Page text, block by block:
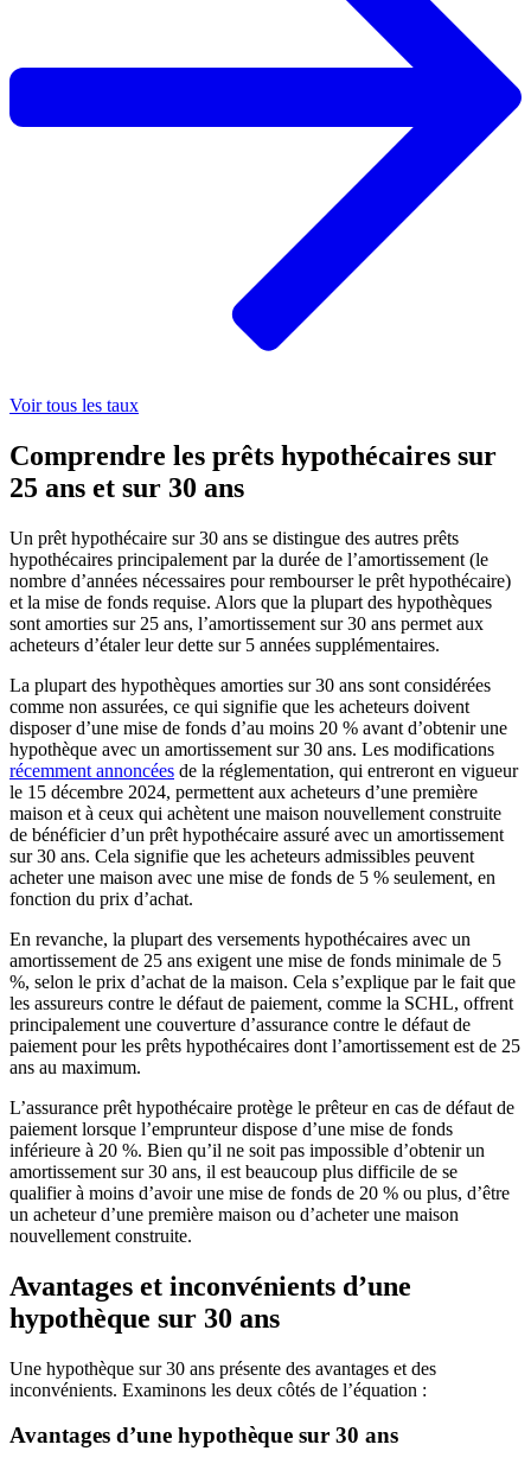
Voir tous les taux
Comprendre les prêts hypothécaires sur
25 ans et sur 30 ans
Un prêt hypothécaire sur 30 ans se distingue des autres prêts
hypothécaires principalement par la durée de l’amortissement (le
nombre d’années nécessaires pour rembourser le prêt hypothécaire)
et la mise de fonds requise. Alors que la plupart des hypothèques
sont amorties sur 25 ans, l’amortissement sur 30 ans permet aux
acheteurs d’étaler leur dette sur 5 années supplémentaires.
La plupart des hypothèques amorties sur 30 ans sont considérées
comme non assurées, ce qui signifie que les acheteurs doivent
disposer d’une mise de fonds d’au moins 20 % avant d’obtenir une
hypothèque avec un amortissement sur 30 ans. Les modifications
récemment annoncées de la réglementation, qui entreront en vigueur
le 15 décembre 2024, permettent aux acheteurs d’une première
maison et à ceux qui achètent une maison nouvellement construite
de bénéficier d’un prêt hypothécaire assuré avec un amortissement
sur 30 ans. Cela signifie que les acheteurs admissibles peuvent
acheter une maison avec une mise de fonds de 5 % seulement, en
fonction du prix d’achat.
En revanche, la plupart des versements hypothécaires avec un
amortissement de 25 ans exigent une mise de fonds minimale de 5
%, selon le prix d’achat de la maison. Cela s’explique par le fait que
les assureurs contre le défaut de paiement, comme la SCHL, offrent
principalement une couverture d’assurance contre le défaut de
paiement pour les prêts hypothécaires dont l’amortissement est de 25
ans au maximum.
L’assurance prêt hypothécaire protège le prêteur en cas de défaut de
paiement lorsque l’emprunteur dispose d’une mise de fonds
inférieure à 20 %. Bien qu’il ne soit pas impossible d’obtenir un
amortissement sur 30 ans, il est beaucoup plus difficile de se
qualifier à moins d’avoir une mise de fonds de 20 % ou plus, d’être
un acheteur d’une première maison ou d’acheter une maison
nouvellement construite.
Avantages et inconvénients d’une
hypothèque sur 30 ans
Une hypothèque sur 30 ans présente des avantages et des
inconvénients. Examinons les deux côtés de l’équation :
Avantages d’une hypothèque sur 30 ans